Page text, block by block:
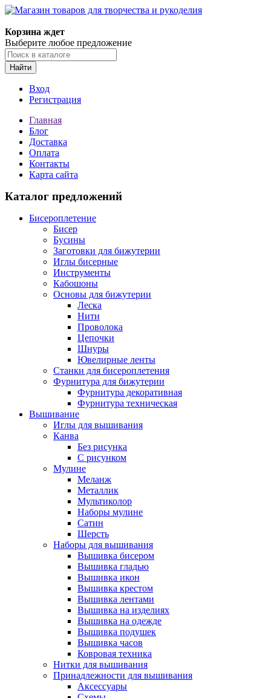
Корзина ждет
Выберите любое предложение
Найти
Вход
Регистрация
Главная
Блог
Доставка
Оплата
Контакты
Карта сайта
Каталог предложений
Бисероплетение
Бисер
Бусины
Заготовки для бижутерии
Иглы бисерные
Инструменты
Кабошоны
Основы для бижутерии
Леска
Нити
Проволока
Цепочки
Шнуры
Ювелирные ленты
Станки для бисероплетения
Фурнитура для бижутерии
Фурнитура декоративная
Фурнитура техническая
Вышивание
Иглы для вышивания
Канва
Без рисунка
С рисунком
Мулине
Меланж
Металлик
Мультиколор
Наборы мулине
Сатин
Шерсть
Наборы для вышивания
Вышивка бисером
Вышивка гладью
Вышивка икон
Вышивка крестом
Вышивка лентами
Вышивка на изделиях
Вышивка на одежде
Вышивка подушек
Вышивка часов
Ковровая техника
Нитки для вышивания
Принадлежности для вышивания
Аксессуары